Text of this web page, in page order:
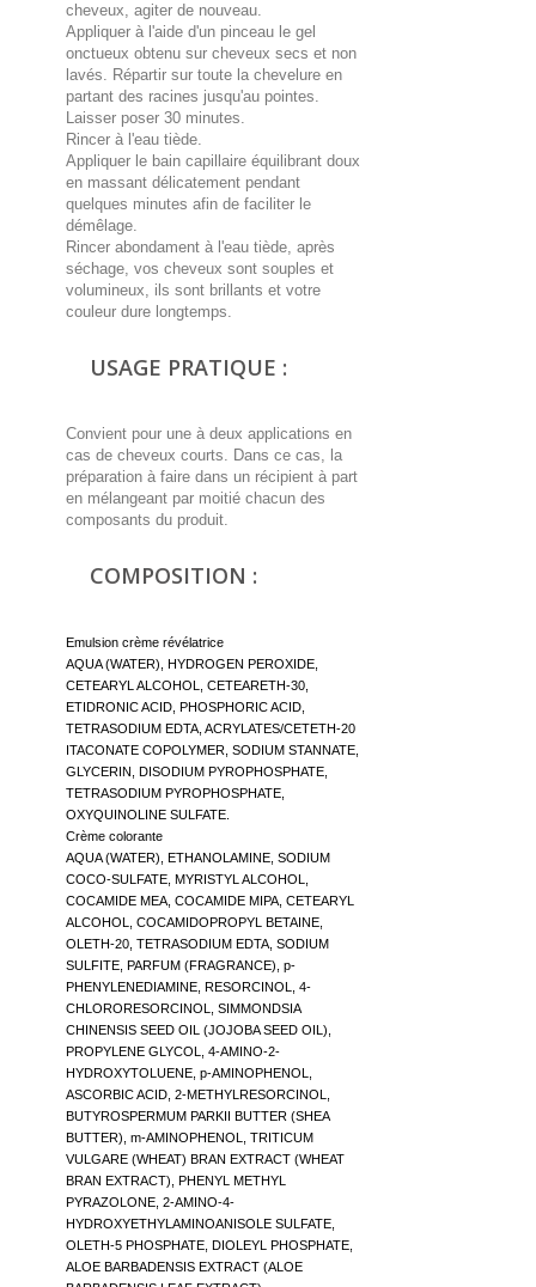
cheveux, agiter de nouveau.
Appliquer à l'aide d'un pinceau le gel
onctueux obtenu sur cheveux secs et non
lavés. Répartir sur toute la chevelure en
partant des racines jusqu'au pointes.
Laisser poser 30 minutes.
Rincer à l'eau tiède.
Appliquer le bain capillaire équilibrant doux
en massant délicatement pendant
quelques minutes afin de faciliter le
démêlage.
Rincer abondament à l'eau tiède, après
séchage, vos cheveux sont souples et
volumineux, ils sont brillants et votre
couleur dure longtemps.
USAGE PRATIQUE :
Convient pour une à deux applications en
cas de cheveux courts. Dans ce cas, la
préparation à faire dans un récipient à part
en mélangeant par moitié chacun des
composants du produit.
COMPOSITION :
Emulsion crème révélatrice
AQUA (WATER), HYDROGEN PEROXIDE,
CETEARYL ALCOHOL, CETEARETH-30,
ETIDRONIC ACID, PHOSPHORIC ACID,
TETRASODIUM EDTA, ACRYLATES/CETETH-20
ITACONATE COPOLYMER, SODIUM STANNATE,
GLYCERIN, DISODIUM PYROPHOSPHATE,
TETRASODIUM PYROPHOSPHATE,
OXYQUINOLINE SULFATE.
Crème colorante
AQUA (WATER), ETHANOLAMINE, SODIUM
COCO-SULFATE, MYRISTYL ALCOHOL,
COCAMIDE MEA, COCAMIDE MIPA, CETEARYL
ALCOHOL, COCAMIDOPROPYL BETAINE,
OLETH-20, TETRASODIUM EDTA, SODIUM
SULFITE, PARFUM (FRAGRANCE), p-
PHENYLENEDIAMINE, RESORCINOL, 4-
CHLORORESORCINOL, SIMMONDSIA
CHINENSIS SEED OIL (JOJOBA SEED OIL),
PROPYLENE GLYCOL, 4-AMINO-2-
HYDROXYTOLUENE, p-AMINOPHENOL,
ASCORBIC ACID, 2-METHYLRESORCINOL,
BUTYROSPERMUM PARKII BUTTER (SHEA
BUTTER), m-AMINOPHENOL, TRITICUM
VULGARE (WHEAT) BRAN EXTRACT (WHEAT
BRAN EXTRACT), PHENYL METHYL
PYRAZOLONE, 2-AMINO-4-
HYDROXYETHYLAMINOANISOLE SULFATE,
OLETH-5 PHOSPHATE, DIOLEYL PHOSPHATE,
ALOE BARBADENSIS EXTRACT (ALOE